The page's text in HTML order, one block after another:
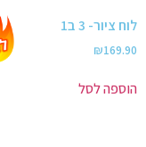
לוח ציור- 3 ב1
₪169.90
הוספה לסל